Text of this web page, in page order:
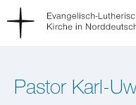
Pastor Karl-